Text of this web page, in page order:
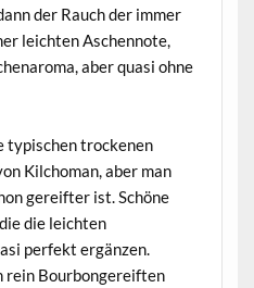
der Rauch der immer
leichten Aschennote,
aber quasi ohne
typischen trockenen
Kilchoman, aber man
gereifter ist. Schöne
die leichten
perfekt ergänzen.
rein Bourbongereiften